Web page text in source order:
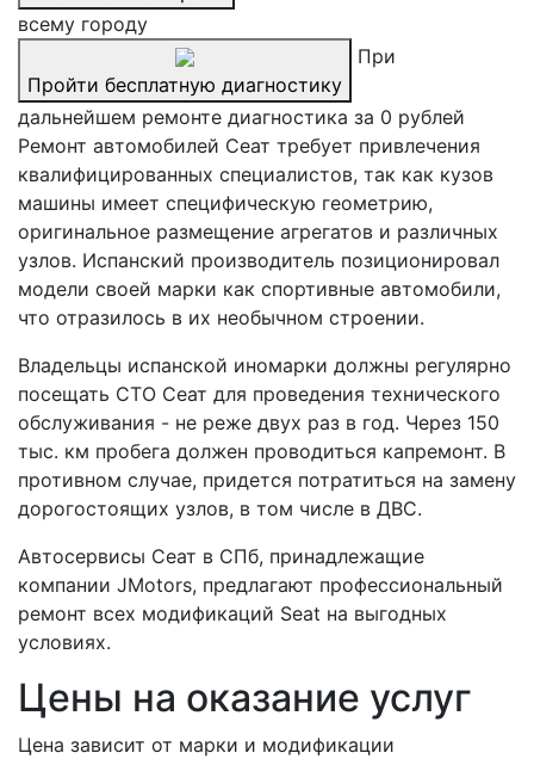
всему городу
Пройти бесплатную диагностику
При
дальнейшем ремонте диагностика за 0 рублей
Ремонт автомобилей Сеат требует привлечения
квалифицированных специалистов, так как кузов
машины имеет специфическую геометрию,
оригинальное размещение агрегатов и различных
узлов. Испанский производитель позиционировал
модели своей марки как спортивные автомобили,
что отразилось в их необычном строении.
Владельцы испанской иномарки должны регулярно
посещать СТО Сеат для проведения технического
обслуживания - не реже двух раз в год. Через 150
тыс. км пробега должен проводиться капремонт. В
противном случае, придется потратиться на замену
дорогостоящих узлов, в том числе в ДВС.
Автосервисы Сеат в СПб, принадлежащие
компании JMotors, предлагают профессиональный
ремонт всех модификаций Seat на выгодных
условиях.
Цены на оказание услуг
Цена зависит от марки и модификации